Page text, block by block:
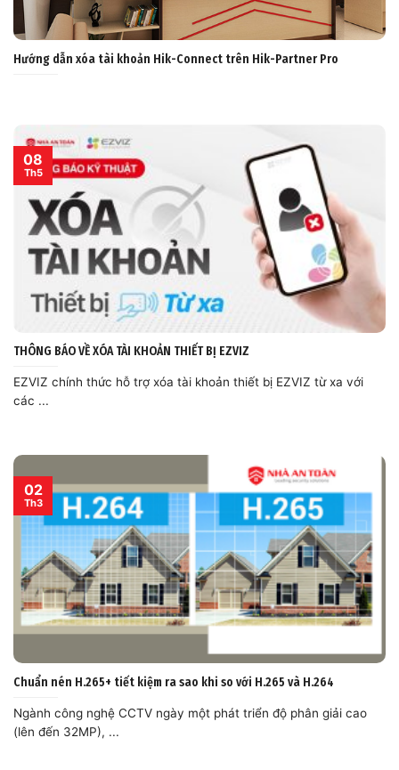
Hướng dẫn xóa tài khoản Hik-Connect trên Hik-Partner Pro
THÔNG BÁO VỀ XÓA TÀI KHOẢN THIẾT BỊ EZVIZ
EZVIZ chính thức hỗ trợ xóa tài khoản thiết bị EZVIZ từ xa với
các ...
08
Th5
Chuẩn nén H.265+ tiết kiệm ra sao khi so với H.265 và H.264
Ngành công nghệ CCTV ngày một phát triển độ phân giải cao
(lên đến 32MP), ...
02
Th3